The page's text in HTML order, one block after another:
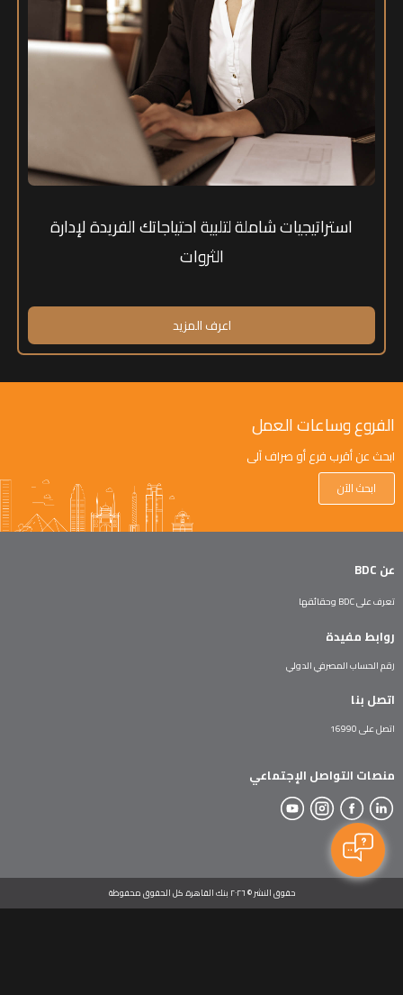
استراتيجيات شاملة لتلبية احتياجاتك الفريدة لإدارة
الثروات
اعرف المزيد
الفروع وساعات العمل
ابحث عن أقرب فرع أو صراف آلي
ابحث الآن
عن BDC
تعرف على BDC وحقائقها
روابط مفيدة
رقم الحساب المصرفي الدولي
اتصل بنا
اتصل على 16990
منصات التواصل الإجتماعي
حقوق النشر © ٢٠٢٦ بنك القاهرة. كل الحقوق محفوظة